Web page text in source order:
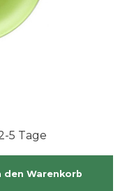
5 Tage
den Warenkorb